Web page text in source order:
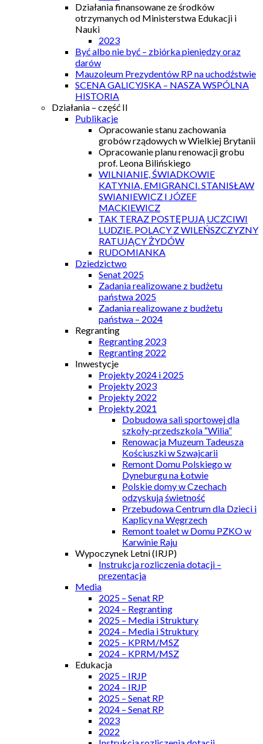
Działania finansowane ze środków
otrzymanych od Ministerstwa Edukacji i
Nauki
2023
Być albo nie być – zbiórka pieniędzy oraz
darów
Mauzoleum Prezydentów RP na uchodźstwie
SCENA GALICYJSKA – NASZA WSPÓLNA
HISTORIA
Działania – część II
Publikacje
Opracowanie stanu zachowania
grobów rządowych w Wielkiej Brytanii
Opracowanie planu renowacji grobu
prof. Leona Bilińskiego
WILNIANIE, ŚWIADKOWIE
KATYNIA, EMIGRANCI. STANISŁAW
SWIANIEWICZ I JÓZEF
MACKIEWICZ
TAK TERAZ POSTĘPUJĄ UCZCIWI
LUDZIE. POLACY Z WILEŃSZCZYZNY
RATUJĄCY ŻYDÓW
RUDOMIANKA
Dziedzictwo
Senat 2025
Zadania realizowane z budżetu
państwa 2025
Zadania realizowane z budżetu
państwa – 2024
Regranting
Regranting 2023
Regranting 2022
Inwestycje
Projekty 2024 i 2025
Projekty 2023
Projekty 2022
Projekty 2021
Dobudowa sali sportowej dla
szkoły-przedszkola “Wilia”
Renowacja Muzeum Tadeusza
Kościuszki w Szwajcarii
Remont Domu Polskiego w
Dyneburgu na Łotwie
Polskie domy w Czechach
odzyskują świetność
Przebudowa Centrum dla Dzieci i
Kaplicy na Węgrzech
Remont toalet w Domu PZKO w
Karwinie Raju
Wypoczynek Letni (IRJP)
Instrukcja rozliczenia dotacji –
prezentacja
Media
2025 – Senat RP
2024 – Regranting
2025 – Media i Struktury
2024 – Media i Struktury
2025 – KPRM/MSZ
2024 – KPRM/MSZ
Edukacja
2025 – IRJP
2024 – IRJP
2025 – Senat RP
2024 – Senat RP
2023
2022